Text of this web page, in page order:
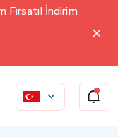
İndirim